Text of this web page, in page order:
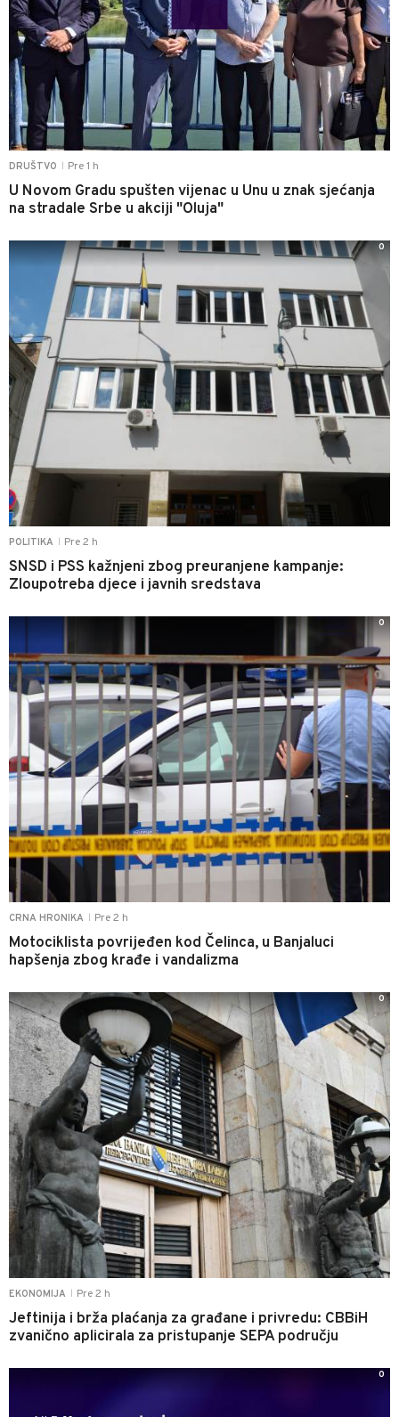
DRUŠTVO Pre 1 h
U Novom Gradu spušten vijenac u Unu u znak sjećanja
na stradale Srbe u akciji "Oluja"
POLITIKA Pre 2 h
SNSD i PSS kažnjeni zbog preuranjene kampanje:
Zloupotreba djece i javnih sredstava
0
CRNA HRONIKA Pre 2 h
Motociklista povrijeđen kod Čelinca, u Banjaluci
hapšenja zbog krađe i vandalizma
0
EKONOMIJA Pre 2 h
Jeftinija i brža plaćanja za građane i privredu: CBBiH
zvanično aplicirala za pristupanje SEPA području
0
0